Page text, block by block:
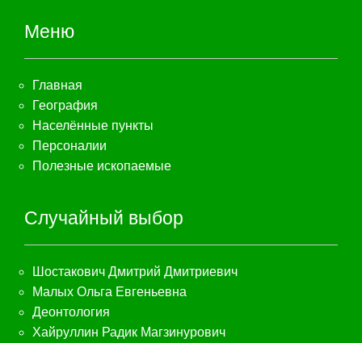
Меню
Главная
География
Населённые пункты
Персоналии
Полезные ископаемые
Случайный выбор
Шостакович Дмитрий Дмитриевич
Малых Ольга Евгеньевна
Деонтология
Хайруллин Радик Магзинурович